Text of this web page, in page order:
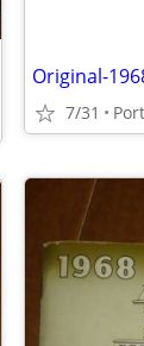
Original-
7/31